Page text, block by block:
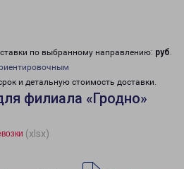
по выбранному направлению: руб.
и детальную стоимость доставки.
филиала «Гродно»
(xlsx)